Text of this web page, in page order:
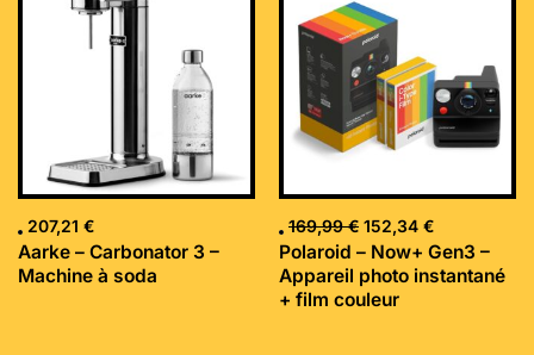
207,21 €
Aarke – Carbonator 3 –
Machine à soda
169,99€
initial
était :
169,99 €.
152,34 €
Polaroid – Now+ Gen3 –
Appareil photo instantané
+ film couleur